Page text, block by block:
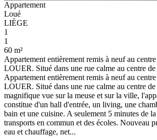
Appartement
Loué
LIÈGE
1
1
60 m²
Appartement entièrement remis à neuf au
LOUER. Situé dans une rue calme au centre
Appartement entièrement remis à neuf au
LOUER. Situé dans une rue calme au centre
magnifique vue sur la meuse et sur la ville,
constitue d'un hall d'entrée, un living, une
bain et une cuisine. A seulement 5 minutes de
transports en commun et des écoles. Nouveau
eau et chauffage, net...